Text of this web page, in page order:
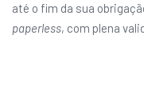
até o fim da sua
paperless, com plena